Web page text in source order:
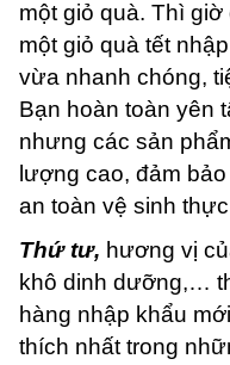
một giỏ quà. Thì
một giỏ quà tết
vừa nhanh chóng,
Bạn hoàn toàn yên
nhưng các sản
lượng cao, đảm
an toàn vệ sinh
Thứ tư, hương vị
khô dinh dưỡng,…
hàng nhập khẩu
thích nhất trong